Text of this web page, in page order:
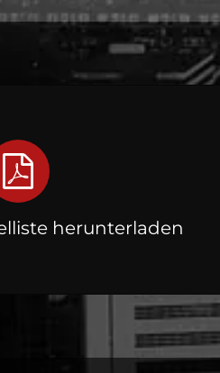
herunterladen